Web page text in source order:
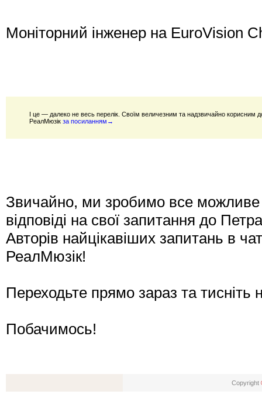
Моніторний інженер на EuroVision
І це — далеко не весь перелік. Своїм величезним та надзвичайно корисним
РеалМюзік за посиланням→
Звичайно, ми зробимо все можливе
відповіді на свої запитання до
Авторів найцікавіших запитань в
РеалМюзік!
Переходьте прямо зараз та
Побачимось!
Copyright